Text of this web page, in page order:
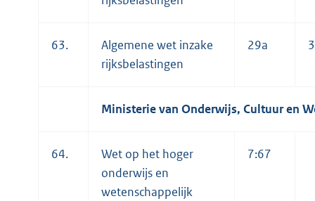
63.
Algemene wet inzake
rijksbelastingen
29a 3
Ministerie van Onderwijs, Cultuur en
64.
Wet op het hoger
onderwijs en
wetenschappelijk
7:67